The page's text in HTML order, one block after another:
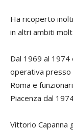
Ha ricoperto
in altri ambiti
Dal 1969 al
operativa presso
Roma e
Piacenza dal
Vittorio Capanna